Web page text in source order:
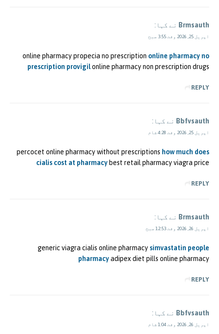
Brmsauth نے کہا:
اپریل 25, 2026 وقت 3:55 صبح
online pharmacy propecia no prescription online pharmacy no
prescription provigilonline pharmacy non prescription drugs
REPLY
Bbfvsauth نے کہا:
اپریل 25, 2026 وقت 4:28 شام
percocet online pharmacy without prescriptions how much does
cialis cost at pharmacy best retail pharmacy viagra price
REPLY
Brmsauth نے کہا:
اپریل 26, 2026 وقت 12:53 صبح
generic viagra cialis online pharmacy simvastatin people
pharmacyadipex diet pills online pharmacy
REPLY
Bbfvsauth نے کہا:
اپریل 26, 2026 وقت 1:04 شام